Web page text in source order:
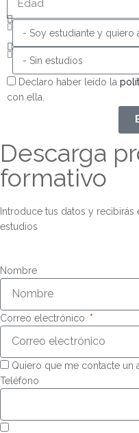
Declaro haber leído la
con ella.
Descarga
formativo
Introduce tus datos y
estudios
Nombre
Correo electrónico
Quiero que me contacte un
Teléfono